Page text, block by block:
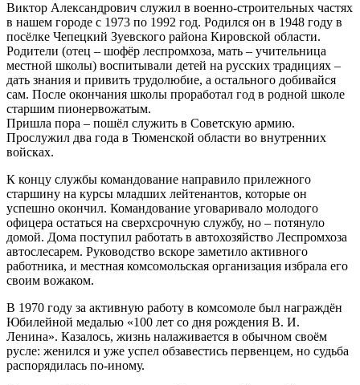
Виктор Александрович служил в военно-строительных частях
в нашем городе с 1973 по 1992 год. Родился он в 1948 году в
посёлке Чепецкий Зуевского района Кировской области.
Родители (отец – шофёр леспромхоза, мать – учительница
местной школы) воспитывали детей на русских традициях –
дать знания и привить трудолюбие, а остального добивайся
сам. После окончания школы проработал год в родной школе
старшим пионервожатым.
Пришла пора – пошёл служить в Советскую армию.
Прослужил два года в Тюменской области во внутренних
войсках.
К концу службы командование направило прилежного
старшину на курсы младших лейтенантов, которые он
успешно окончил. Командование уговаривало молодого
офицера остаться на сверхсрочную службу, но – потянуло
домой. Дома поступил работать в автохозяйство Леспромхоза
автослесарем. Руководство вскоре заметило активного
работника, и местная комсомольская организация избрала его
своим вожаком.
В 1970 году за активную работу в комсомоле был награждён
Юбилейной медалью «100 лет со дня рождения В. И.
Ленина». Казалось, жизнь налаживается в обычном своём
русле: женился и уже успел обзавестись первенцем, но судьба
распорядилась по-иному.